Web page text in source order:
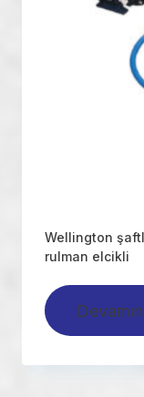
Wellington
rulman elcikli